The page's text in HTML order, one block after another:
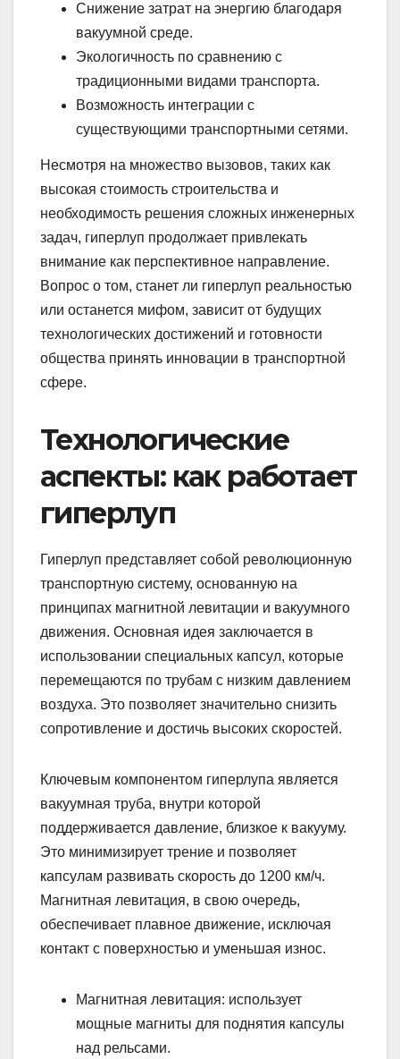
Снижение затрат на энергию благодаря
вакуумной среде.
Экологичность по сравнению с
традиционными видами транспорта.
Возможность интеграции с
существующими транспортными сетями.
Несмотря на множество вызовов, таких как
высокая стоимость строительства и
необходимость решения сложных инженерных
задач, гиперлуп продолжает привлекать
внимание как перспективное направление.
Вопрос о том, станет ли гиперлуп реальностью
или останется мифом, зависит от будущих
технологических достижений и готовности
общества принять инновации в транспортной
сфере.
Технологические
аспекты: как работает
гиперлуп
Гиперлуп представляет собой революционную
транспортную систему, основанную на
принципах магнитной левитации и вакуумного
движения. Основная идея заключается в
использовании специальных капсул, которые
перемещаются по трубам с низким давлением
воздуха. Это позволяет значительно снизить
сопротивление и достичь высоких скоростей.
Ключевым компонентом гиперлупа является
вакуумная труба, внутри которой
поддерживается давление, близкое к вакууму.
Это минимизирует трение и позволяет
капсулам развивать скорость до 1200 км/ч.
Магнитная левитация, в свою очередь,
обеспечивает плавное движение, исключая
контакт с поверхностью и уменьшая износ.
Магнитная левитация: использует
мощные магниты для поднятия капсулы
над рельсами.